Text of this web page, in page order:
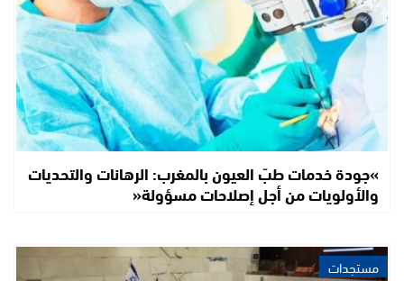
»جودة خدمات طبّ العيون بالمغرب: الرهانات والتحديات
والأولويات من أجل إصلاحات مسؤولة«
مستجدات